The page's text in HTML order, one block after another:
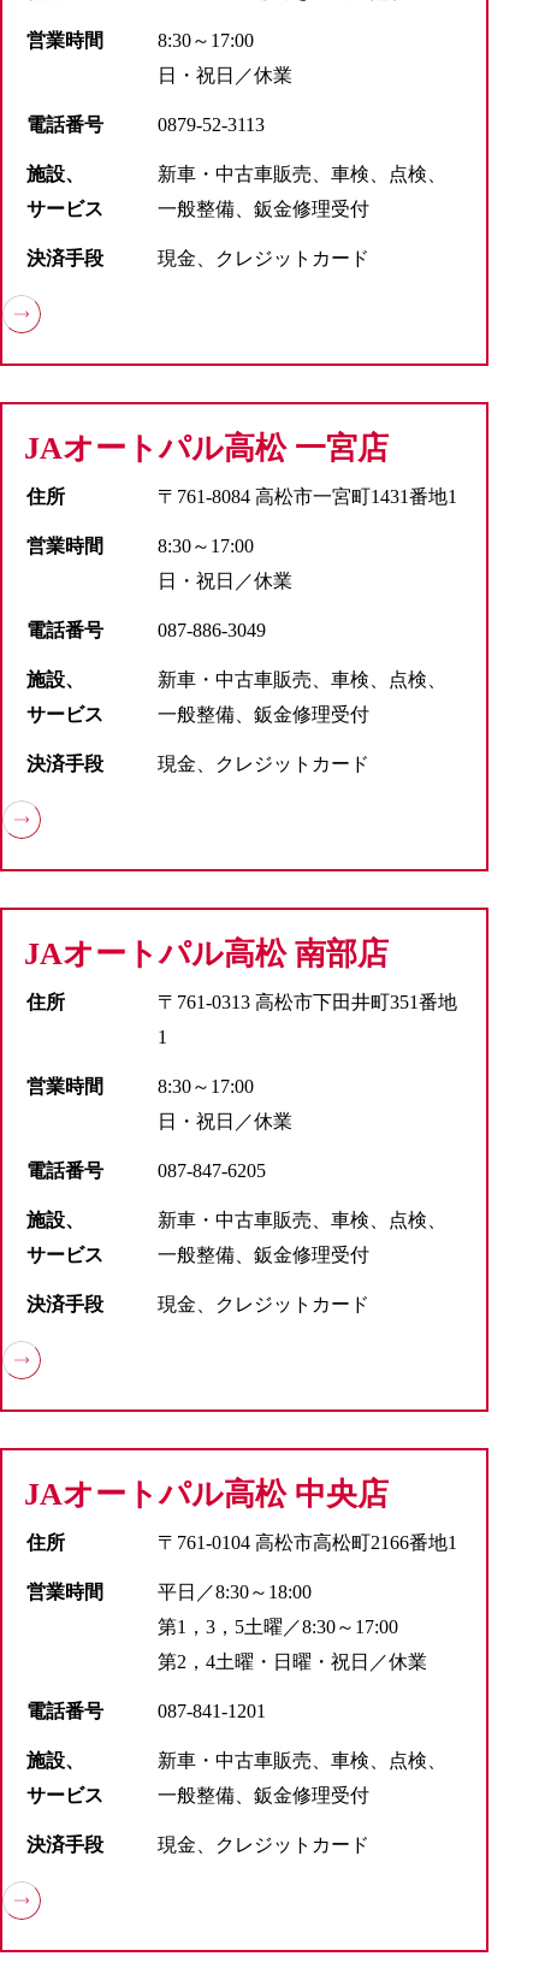
営業時間
8:30～17:00
日・祝日／休業
電話番号 0879-52-3113
施設、
サービス
新車・中古車販売、車検、点検、
一般整備、鈑金修理受付
決済手段 現金、クレジットカード
JAオートパル高松 一宮店
住所 〒761-8084 高松市一宮町1431番地1
営業時間
8:30～17:00
日・祝日／休業
電話番号 087-886-3049
施設、
サービス
新車・中古車販売、車検、点検、
一般整備、鈑金修理受付
決済手段 現金、クレジットカード
JAオートパル高松 南部店
住所
〒761-0313 高松市下田井町351番地
1
営業時間
8:30～17:00
日・祝日／休業
電話番号 087-847-6205
施設、
サービス
新車・中古車販売、車検、点検、
一般整備、鈑金修理受付
決済手段 現金、クレジットカード
JAオートパル高松 中央店
住所 〒761-0104 高松市高松町2166番地1
営業時間
平日／8:30～18:00
第1，3，5土曜／8:30～17:00
第2，4土曜・日曜・祝日／休業
電話番号 087-841-1201
施設、
サービス
新車・中古車販売、車検、点検、
一般整備、鈑金修理受付
決済手段 現金、クレジットカード